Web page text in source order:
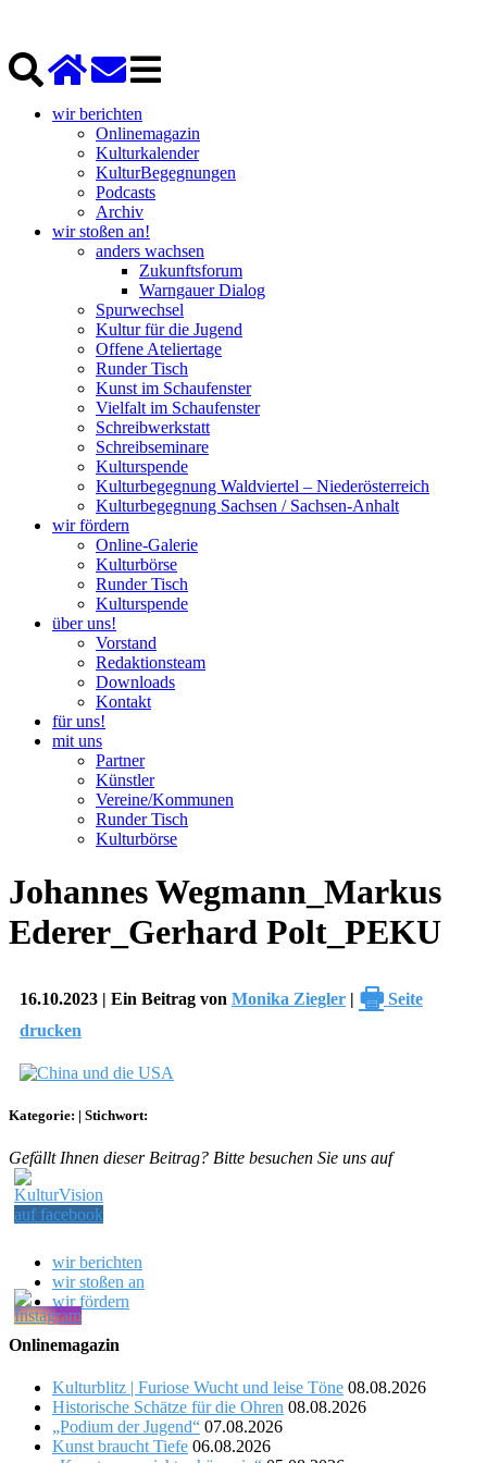
wir berichten
Onlinemagazin
Kulturkalender
KulturBegegnungen
Podcasts
Archiv
wir stoßen an!
anders wachsen
Zukunftsforum
Warngauer Dialog
Spurwechsel
Kultur für die Jugend
Offene Ateliertage
Runder Tisch
Kunst im Schaufenster
Vielfalt im Schaufenster
Schreibwerkstatt
Schreibseminare
Kulturspende
Kulturbegegnung Waldviertel – Niederösterreich
Kulturbegegnung Sachsen / Sachsen-Anhalt
wir fördern
Online-Galerie
Kulturbörse
Runder Tisch
Kulturspende
über uns!
Vorstand
Redaktionsteam
Downloads
Kontakt
für uns!
mit uns
Partner
Künstler
Vereine/Kommunen
Runder Tisch
Kulturbörse
Johannes Wegmann_Markus
Ederer_Gerhard Polt_PEKU
16.10.2023 | Ein Beitrag von Monika Ziegler | 🖶 Seite
drucken
Kategorie: | Stichwort:
Gefällt Ihnen dieser Beitrag? Bitte besuchen Sie uns auf
wir berichten
wir stoßen an
wir fördern
Onlinemagazin
Kulturblitz | Furiose Wucht und leise Töne 08.08.2026
Historische Schätze für die Ohren 08.08.2026
„Podium der Jugend“ 07.08.2026
Kunst braucht Tiefe 06.08.2026